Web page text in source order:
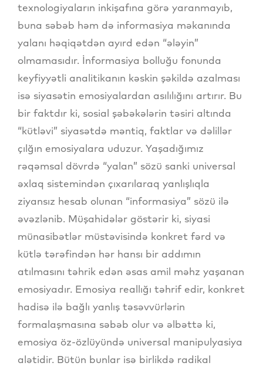
texnologiyaların inkişafına görə yaranmayıb,
buna səbəb həm də informasiya məkanında
yalanı həqiqətdən ayırd edən “ələyin”
olmamasıdır. İnformasiya bolluğu fonunda
keyfiyyətli analitikanın kəskin şəkildə azalması
isə siyasətin emosiyalardan asılılığını artırır. Bu
bir faktdır ki, sosial şəbəkələrin təsiri altında
“kütləvi” siyasətdə məntiq, faktlar və dəlillər
çılğın emosiyalara uduzur. Yaşadığımız
rəqəmsal dövrdə “yalan” sözü sanki universal
əxlaq sistemindən çıxarılaraq yanlışlıqla
ziyansız hesab olunan “informasiya” sözü ilə
əvəzlənib. Müşahidələr göstərir ki, siyasi
münasibətlər müstəvisində konkret fərd və
kütlə tərəfindən hər hansı bir addımın
atılmasını təhrik edən əsas amil məhz yaşanan
emosiyadır. Emosiya reallığı təhrif edir, konkret
hadisə ilə bağlı yanlış təsəvvürlərin
formalaşmasına səbəb olur və əlbəttə ki,
emosiya öz-özlüyündə universal manipulyasiya
alətidir. Bütün bunlar isə birlikdə radikal